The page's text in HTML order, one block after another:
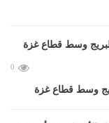
0
وسط قطاع غزة